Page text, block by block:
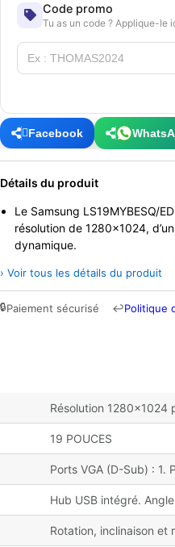
Code promo
Tu as un code ? Applique-le
Facebook
Détails du produit
Le Samsung LS19MYBESQ/
résolution de 1280x1024,
dynamique.
› Voir tous les détails du produit
🔒Paiement sécurisé ↩Politique
Résolution 1280x1024
19 POUCES
Ports VGA (D-Sub) : 1.
Hub USB intégré.
Rotation, inclinaison et